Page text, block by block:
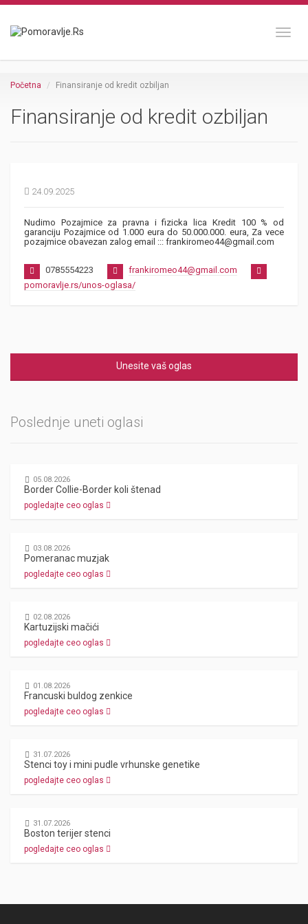
Početna Finansiranje od kredit ozbiljan
Finansiranje od kredit ozbiljan
24.09.2025
Nudimo Pozajmice za pravna i fizicka lica Kredit 100 % od
garanciju Pozajmice od 1.000 eura do 50.000.000. eura, Za vece
pozajmice obavezan zalog email ::: frankiromeo44@gmail.com
0785554223
frankiromeo44@gmail.com
pomoravlje.rs/unos-oglasa/
Unesite vaš oglas
Poslednje uneti oglasi
05.08.2026
Border Collie-Border koli štenad
pogledajte ceo oglas
03.08.2026
Pomeranac muzjak
pogledajte ceo oglas
02.08.2026
Kartuzijski mačići
pogledajte ceo oglas
01.08.2026
Francuski buldog zenkice
pogledajte ceo oglas
31.07.2026
Stenci toy i mini pudle vrhunske genetike
pogledajte ceo oglas
31.07.2026
Boston terijer stenci
pogledajte ceo oglas